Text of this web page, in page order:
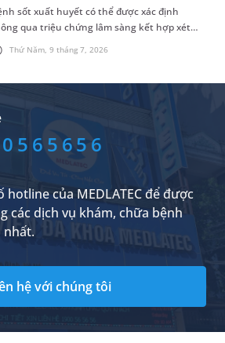
Thứ Năm, 9 tháng 7, 2026
sốt xuất huyết có thể được xác định
qua triệu chứng lâm sàng kết hợp xét
máu. Nhưng nắm được cách đọc chỉ số
nghiệm máu sốt xuất huyết không hề đơn
hotline của MEDLATEC để được
các dịch vụ khám, chữa bệnh
nhất.
hệ với chúng tôi